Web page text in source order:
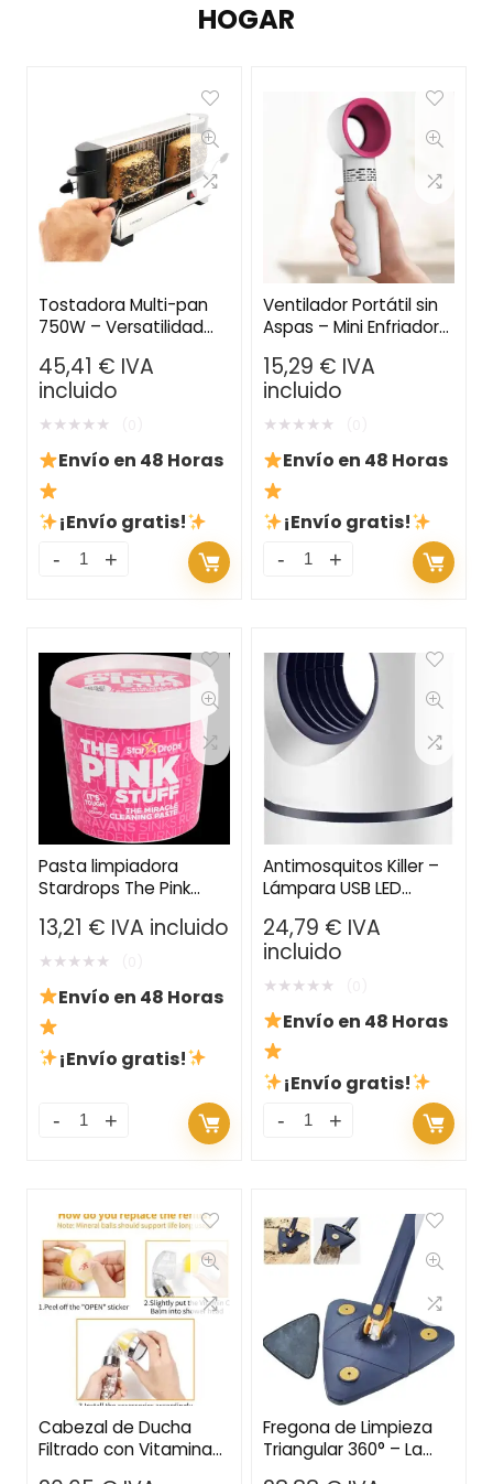
HOGAR
Tostadora Multi-pan
750W – Versatilidad
45,41 € IVA
incluido
★★★★★
Envío en 48 Horas
¡Envío gratis!
Ventilador Portátil sin
Aspas – Mini Enfriador
USB con 3 Velocidades
15,29 € IVA
incluido
★★★★★
Envío en 48 Horas
¡Envío gratis!
Pasta limpiadora
Stardrops The Pink
13,21 € IVA incluido
★★★★★
Envío en 48 Horas
¡Envío gratis!
Antimosquitos Killer –
Lámpara USB LED
para el Hogar y
Dormitorio
24,79 € IVA
incluido
★★★★★
Envío en 48 Horas
¡Envío gratis!
Cabezal de Ducha
Filtrado con Vitamina
Fregona de Limpieza
Triangular 360° – La